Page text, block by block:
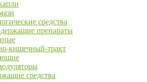
средства
препараты
кишечный-тракт
средства